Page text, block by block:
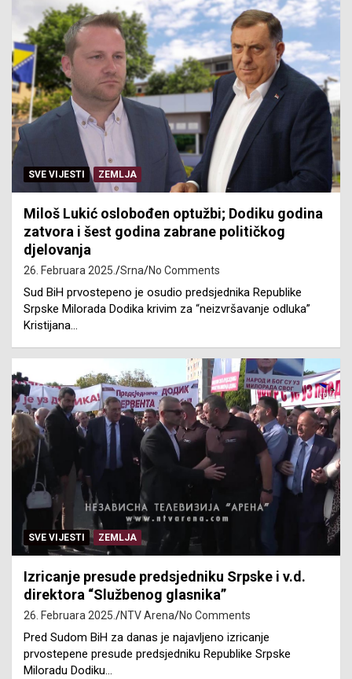
SVE VIJESTI ZEMLJA
Miloš Lukić oslobođen optužbi; Dodiku godina
zatvora i šest godina zabrane političkog
djelovanja
26. Februara 2025. Srna No Comments
Sud BiH prvostepeno je osudio predsjednika Republike
Srpske Milorada Dodika krivim za “neizvršavanje odluka”
Kristijana…
SVE VIJESTI ZEMLJA
Izricanje presude predsjedniku Srpske i v.d.
direktora “Službenog glasnika”
26. Februara 2025. NTV Arena No Comments
Pred Sudom BiH za danas je najavljeno izricanje
prvostepene presude predsjedniku Republike Srpske
Miloradu Dodiku…